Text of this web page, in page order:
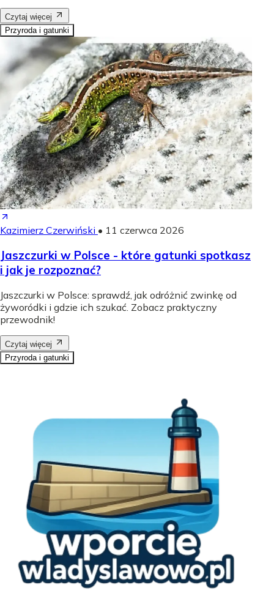
Czytaj więcej
Przyroda i gatunki
Kazimierz Czerwiński • 11 czerwca 2026
Jaszczurki w Polsce - które gatunki spotkasz
i jak je rozpoznać?
Jaszczurki w Polsce: sprawdź, jak odróżnić zwinkę od
żyworódki i gdzie ich szukać. Zobacz praktyczny
przewodnik!
Czytaj więcej
Przyroda i gatunki